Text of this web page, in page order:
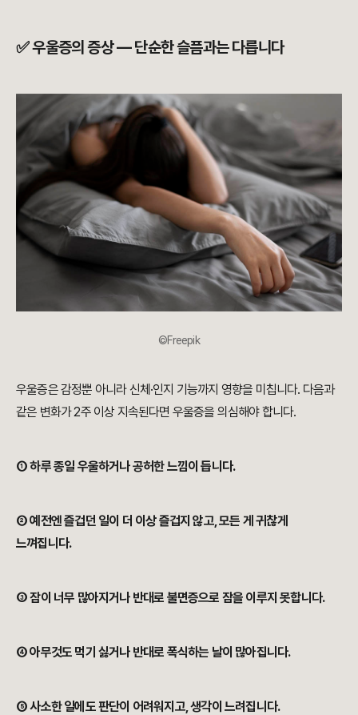
✅ 우울증의 증상 — 단순한 슬픔과는 다릅니다
©Freepik
우울증은 감정뿐 아니라 신체·인지 기능까지 영향을 미칩니다. 다음과
같은 변화가 2주 이상 지속된다면 우울증을 의심해야 합니다.
① 하루 종일 우울하거나 공허한 느낌이 듭니다.
② 예전엔 즐겁던 일이 더 이상 즐겁지 않고, 모든 게 귀찮게
느껴집니다.
③ 잠이 너무 많아지거나 반대로 불면증으로 잠을 이루지 못합니다.
④ 아무것도 먹기 싫거나 반대로 폭식하는 날이 많아집니다.
⑤ 사소한 일에도 판단이 어려워지고, 생각이 느려집니다.